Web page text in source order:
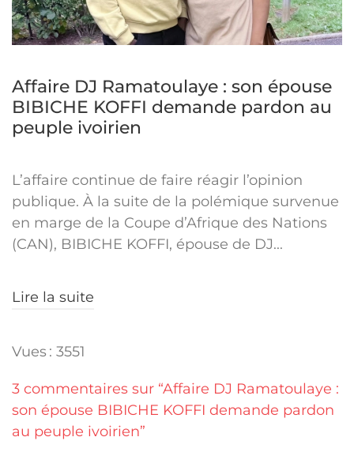
Affaire DJ Ramatoulaye : son épouse
BIBICHE KOFFI demande pardon au
peuple ivoirien
L’affaire continue de faire réagir l’opinion
publique. À la suite de la polémique survenue
en marge de la Coupe d’Afrique des Nations
(CAN), BIBICHE KOFFI, épouse de DJ...
Lire la suite
Vues : 3551
3 commentaires sur “Affaire DJ Ramatoulaye :
son épouse BIBICHE KOFFI demande pardon
au peuple ivoirien”